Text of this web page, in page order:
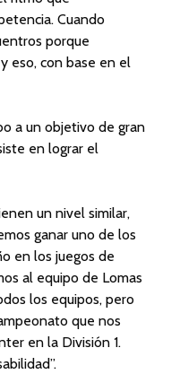
Cuando
porque
eso, con base en el
a un objetivo de gran
en lograr el
un nivel similar,
ganar uno de los
en los juegos de
al equipo de Lomas
los equipos, pero
que nos
en la División 1.